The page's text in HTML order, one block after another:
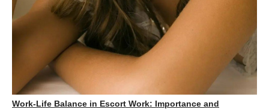
Work-Life Balance in Escort Work: Importance and